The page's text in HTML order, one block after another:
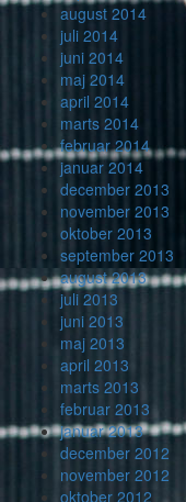
august 2014
juli 2014
juni 2014
maj 2014
april 2014
marts 2014
februar 2014
januar 2014
december 2013
november 2013
oktober 2013
september 2013
august 2013
juli 2013
juni 2013
maj 2013
april 2013
marts 2013
februar 2013
januar 2013
december 2012
november 2012
oktober 2012